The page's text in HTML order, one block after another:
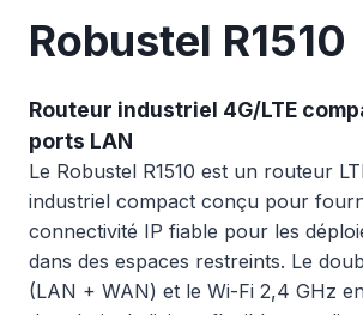
Robustel R1510
Routeur industriel 4G/LTE
ports LAN
Le Robustel R1510 est un routeur
industriel compact conçu pour
connectivité IP fiable pour les
dans des espaces restreints. Le
(LAN + WAN) et le Wi-Fi 2,4 GHz